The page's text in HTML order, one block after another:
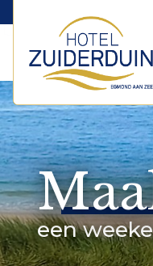
een